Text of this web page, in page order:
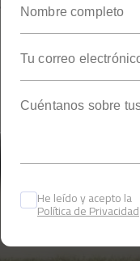
He leído y acepto la
Política de Privacidad